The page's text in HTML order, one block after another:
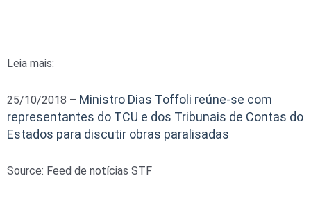
Leia mais:
25/10/2018 – Ministro Dias Toffoli reúne-se com
representantes do TCU e dos Tribunais de Contas do
Estados para discutir obras paralisadas
Source: Feed de notícias STF